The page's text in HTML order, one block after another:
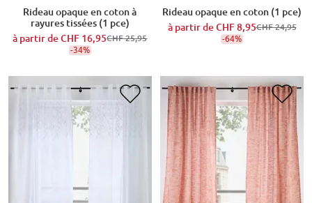
Rideau opaque en coton à
rayures tissées (1 pce)
à partir deCHF 16,95CHF 25,95
-34%
Rideau opaque en coton (1 pce)
à partir deCHF 8,95CHF 24,95
-64%